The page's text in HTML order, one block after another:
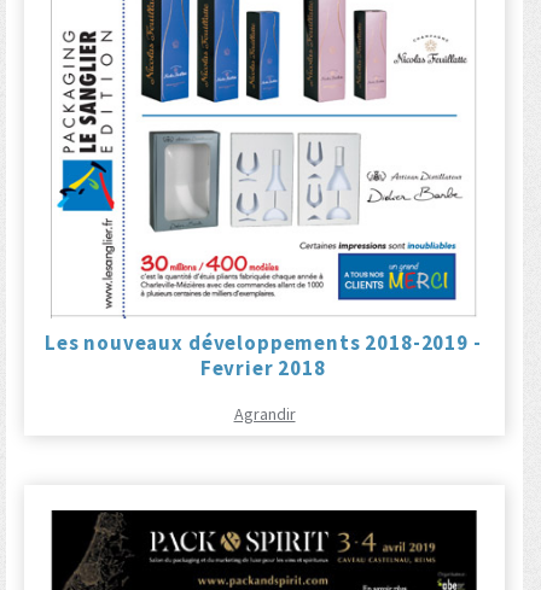
Les nouveaux développements 2018-2019 -
Fevrier 2018
Agrandir